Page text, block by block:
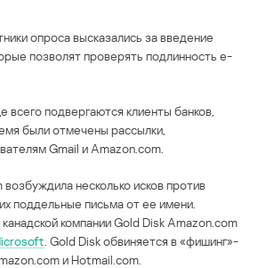
опроса высказались за введение
позволят проверять подлинность e-
подвергаются клиенты банков,
были отмечены рассылки,
Gmail и Amazon.com.
несколько исков против
поддельные письма от ее имени.
компании Gold Disk Amazon.com
. Gold Disk обвиняется в «фишинг»-
и Hotmail.com.